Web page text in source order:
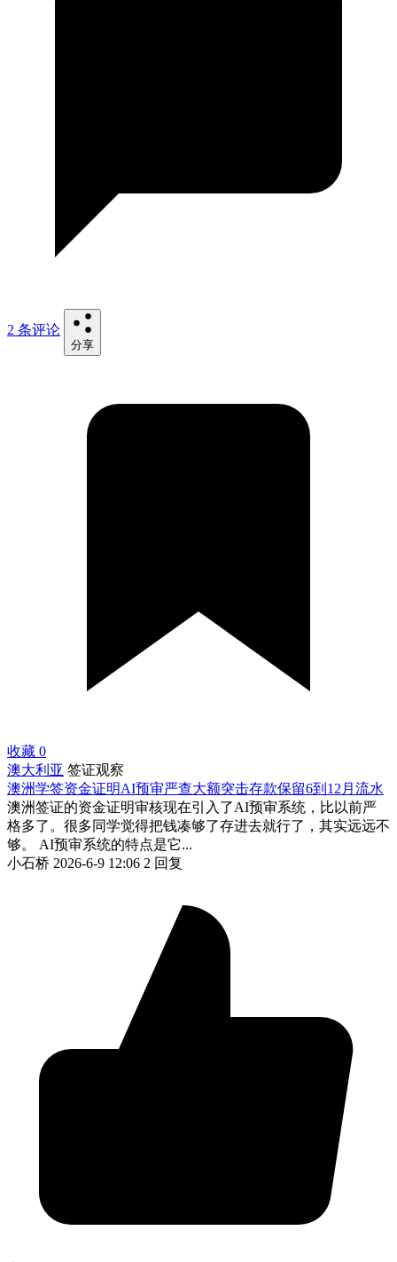
2 条评论
分享
收藏 0
澳大利亚 签证观察
澳洲学签资金证明AI预审严查大额突击存款保留6到12月流水
澳洲签证的资金证明审核现在引入了AI预审系统，比以前严
格多了。很多同学觉得把钱凑够了存进去就行了，其实远远不
够。 AI预审系统的特点是它...
小石桥 2026-6-9 12:06 2 回复